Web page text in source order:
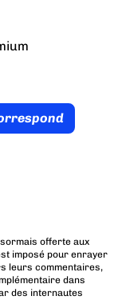
offerte aux
imposé pour enrayer
leurs commentaires,
dans
des internautes